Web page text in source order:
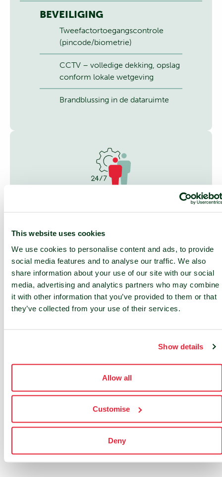
This website uses cookies
We use cookies to personalise content and ads, to provide
social media features and to analyse our traffic. We also
share information about your use of our site with our social
media, advertising and analytics partners who may combine
it with other information that you’ve provided to them or that
they’ve collected from your use of their services.
Show details
Allow all
Customise
Deny
BEVEILIGING
Tweefactortoegangscontrole
(pincode/biometrie)
CCTV – volledige dekking, opslag
conform lokale wetgeving
Brandblussing in de dataruimte
tot NOC-diensten
On-site diensten
Onze Partners